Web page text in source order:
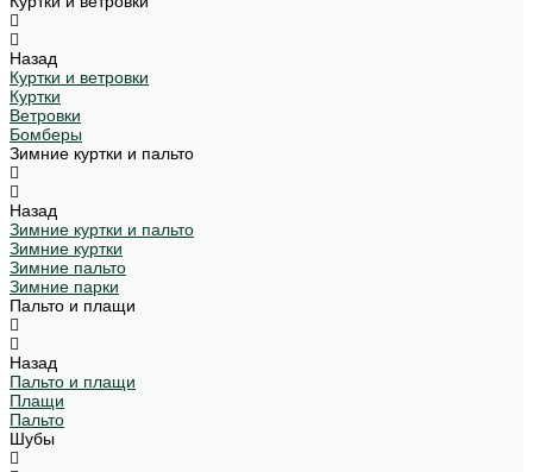
Назад
Куртки и ветровки
Куртки
Ветровки
Бомберы
Зимние куртки и пальто
Назад
Зимние куртки и пальто
Зимние куртки
Зимние пальто
Зимние парки
Пальто и плащи
Назад
Пальто и плащи
Плащи
Пальто
Шубы